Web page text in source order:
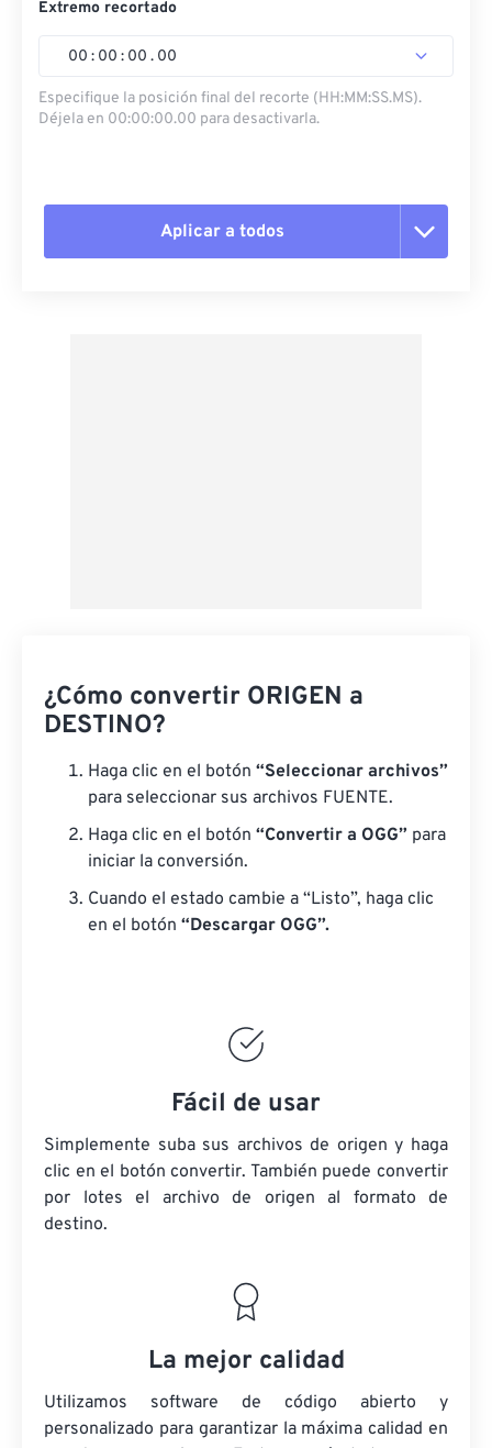
Extremo recortado
00 : 00 : 00 . 00
Especifique la posición final del recorte (HH:MM:SS.MS).
Déjela en 00:00:00.00 para desactivarla.
Aplicar a todos
¿Cómo convertir ORIGEN a
DESTINO?
Haga clic en el botón “Seleccionar archivos”
para seleccionar sus archivos FUENTE.
Haga clic en el botón “Convertir a OGG” para
iniciar la conversión.
Cuando el estado cambie a “Listo”, haga clic
en el botón “Descargar OGG”.
Fácil de usar
Simplemente suba sus archivos de origen y haga
clic en el botón convertir. También puede convertir
por lotes el archivo de origen al formato de
destino.
La mejor calidad
Utilizamos software de código abierto y
personalizado para garantizar la máxima calidad en